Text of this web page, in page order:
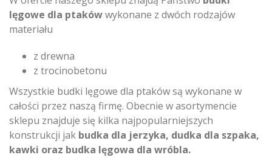
lęgowe dla ptakówwykonane z dwóch rodzajów
materiału
z drewna
z trocinobetonu
Wszystkie budki lęgowe dla ptaków są wykonane w
całości przez naszą firmę. Obecnie w asortymencie
sklepu znajduje się kilka najpopularniejszych
konstrukcji jak budka dla jerzyka, dudka dla szpaka,
kawki oraz budka lęgowa dla wróbla.